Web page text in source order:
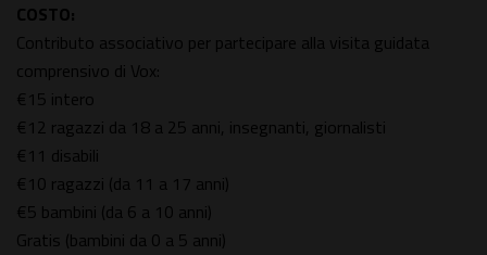
COSTO:
Contributo associativo per partecipare alla visita guidata
comprensivo di Vox:
€15 intero
€12 ragazzi da 18 a 25 anni, insegnanti, giornalisti
€11 disabili
€10 ragazzi (da 11 a 17 anni)
€5 bambini (da 6 a 10 anni)
Gratis (bambini da 0 a 5 anni)